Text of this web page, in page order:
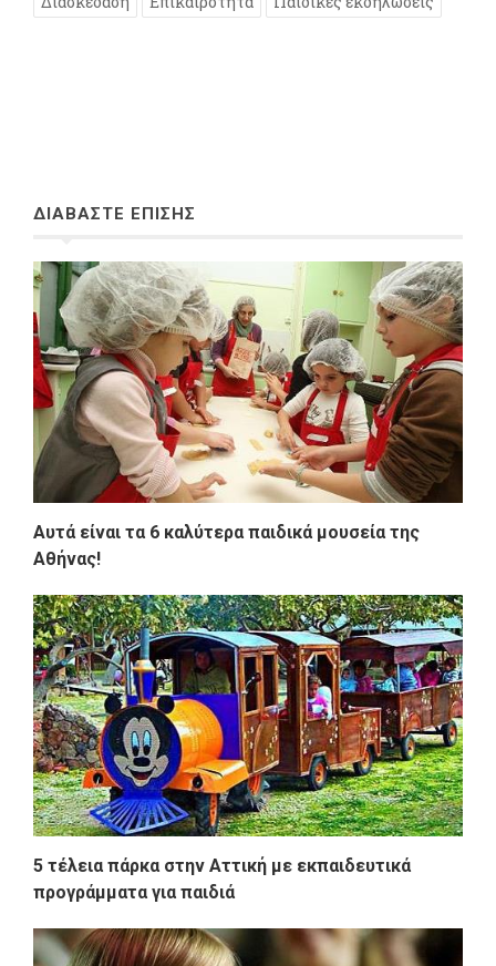
ΔΙΑΒΑΣΤΕ ΕΠΙΣΗΣ
Αυτά είναι τα 6 καλύτερα παιδικά μουσεία της
Αθήνας!
5 τέλεια πάρκα στην Αττική με εκπαιδευτικά
προγράμματα για παιδιά